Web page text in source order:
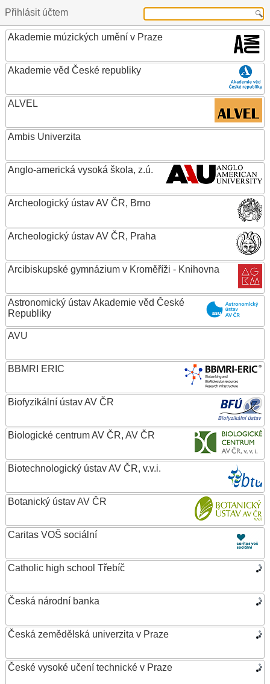
Přihlásit účtem
Akademie múzických umění v Praze
Akademie věd České republiky
ALVEL
Ambis Univerzita
Anglo-americká vysoká škola, z.ú.
Archeologický ústav AV ČR, Brno
Archeologický ústav AV ČR, Praha
Arcibiskupské gymnázium v Kroměříži - Knihovna
Astronomický ústav Akademie věd České
Republiky
AVU
BBMRI ERIC
Biofyzikální ústav AV ČR
Biologické centrum AV ČR, AV ČR
Biotechnologický ústav AV ČR, v.v.i.
Botanický ústav AV ČR
Caritas VOŠ sociální
Catholic high school Třebíč
Česká národní banka
Česká zemědělská univerzita v Praze
České vysoké učení technické v Praze